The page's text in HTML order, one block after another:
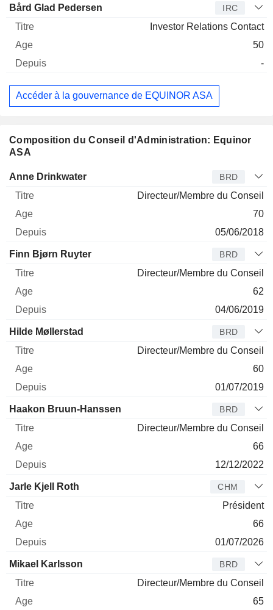
Bård Glad Pedersen IRC
Investor Relations Contact
50
-
Accéder à la gouvernance de EQUINOR ASA
Composition du Conseil d'Administration: Equinor
ASA
Administrateur Titre
Anne Drinkwater BRD
Directeur/Membre du Conseil
70
05/06/2018
Finn Bjørn Ruyter BRD
Directeur/Membre du Conseil
62
04/06/2019
Hilde Møllerstad BRD
Directeur/Membre du Conseil
60
01/07/2019
Haakon Bruun-Hanssen BRD
Directeur/Membre du Conseil
66
12/12/2022
Jarle Kjell Roth CHM
Président
66
01/07/2026
Mikael Karlsson BRD
Directeur/Membre du Conseil
65